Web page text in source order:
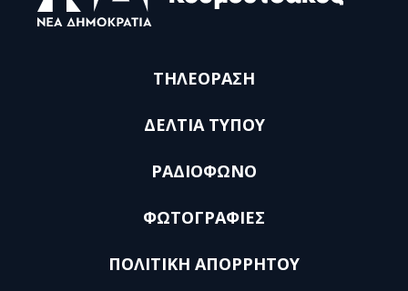
ΤΗΛΕΟΡΑΣΗ
ΔΕΛΤΙΑ ΤΥΠΟΥ
ΡΑΔΙΟΦΩΝΟ
ΦΩΤΟΓΡΑΦΙΕΣ
ΠΟΛΙΤΙΚΗ ΑΠΟΡΡΗΤΟΥ